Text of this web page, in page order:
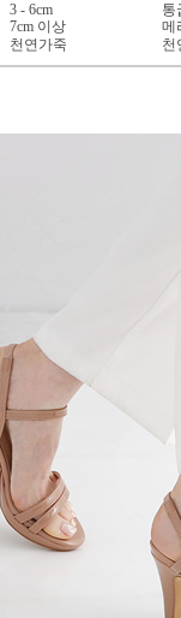
3 - 6cm
7cm 이상
천연가죽
통
메
천